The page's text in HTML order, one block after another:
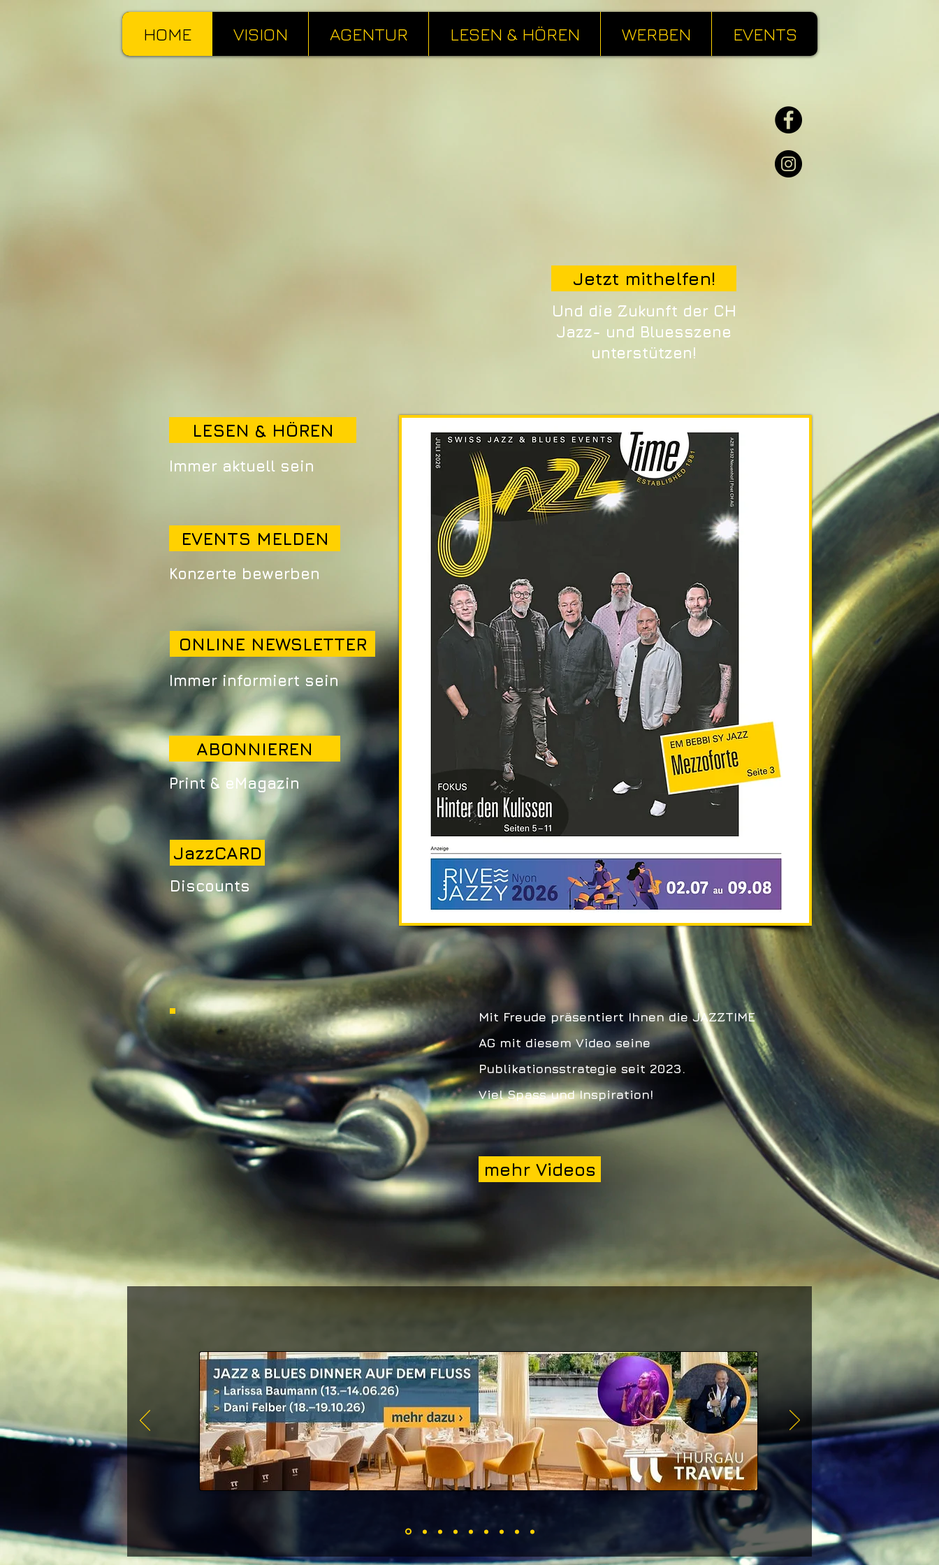
HOME VISION AGENTUR LESEN & HÖREN WERBEN EVENTS
Jetzt mithelfen!
Und die Zukunft der CH
Jazz- und Bluesszene
unterstützen!
LESEN & HÖREN
Immer aktuell sein
JazzCARD
Discounts
EVENTS MELDEN
Konzerte bewerben
ABONNIEREN
Print & eMagazin
ONLINE NEWSLETTER
Immer informiert sein
Mit Freude präsentiert Ihnen die JAZZTIME
AG mit diesem Video seine
Publikationsstrategie seit 2023.
Viel Spass und Inspiration!
mehr Videos